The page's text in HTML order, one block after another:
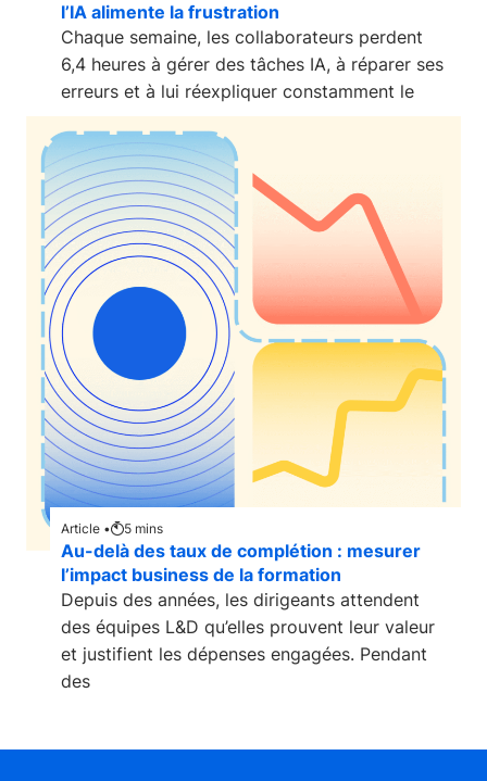
l’IA alimente la frustration
Chaque semaine, les collaborateurs perdent
6,4 heures à gérer des tâches IA, à réparer ses
erreurs et à lui réexpliquer constamment le
Article • 5 mins
Au-delà des taux de complétion : mesurer
l’impact business de la formation
Depuis des années, les dirigeants attendent
des équipes L&D qu’elles prouvent leur valeur
et justifient les dépenses engagées. Pendant
des